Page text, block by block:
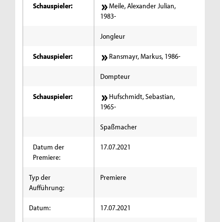
Schauspieler:
Meile, Alexander Julian,
1983-
Jongleur
Schauspieler: Ransmayr, Markus, 1986-
Dompteur
Schauspieler:
Hufschmidt, Sebastian,
1965-
Spaßmacher
Datum der
Premiere:
17.07.2021
Typ der
Aufführung:
Premiere
Datum: 17.07.2021